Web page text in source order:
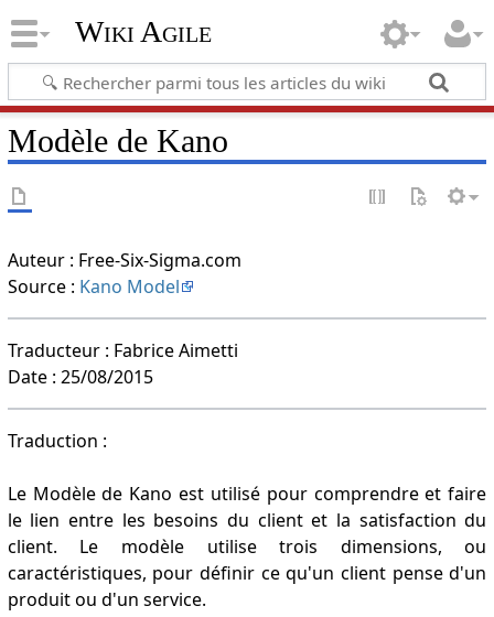
Wiki Agile
Modèle de Kano
Auteur : Free-Six-Sigma.com
Source : Kano Model
Traducteur : Fabrice Aimetti
Date : 25/08/2015
Traduction :
Le Modèle de Kano est utilisé pour comprendre et faire
le lien entre les besoins du client et la satisfaction du
client. Le modèle utilise trois dimensions, ou
caractéristiques, pour définir ce qu'un client pense d'un
produit ou d'un service.